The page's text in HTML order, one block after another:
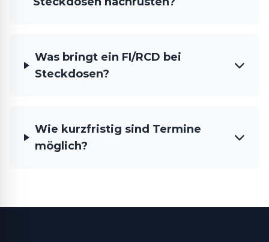
Was bringt ein FI/RCD bei
Steckdosen?
Wie kurzfristig sind Termine
möglich?